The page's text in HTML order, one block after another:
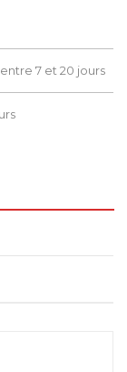
7 et 20 jours